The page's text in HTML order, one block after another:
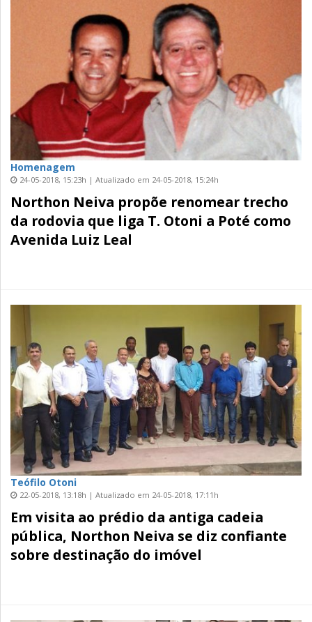
Homenagem
24-05-2018, 15:23h | Atualizado em 24-05-2018, 15:24h
Northon Neiva propõe renomear trecho
da rodovia que liga T. Otoni a Poté como
Avenida Luiz Leal
Teófilo Otoni
22-05-2018, 13:18h | Atualizado em 24-05-2018, 17:11h
Em visita ao prédio da antiga cadeia
pública, Northon Neiva se diz confiante
sobre destinação do imóvel